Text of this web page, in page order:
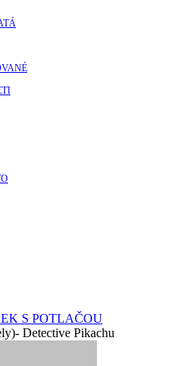
S POTLAČOU
Detective Pikachu